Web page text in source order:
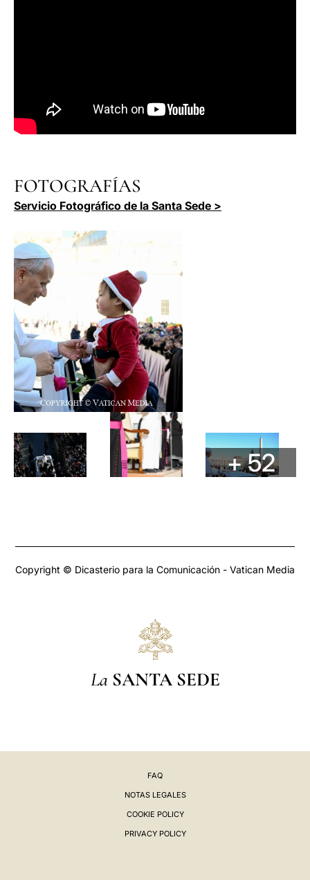
FOTOGRAFÍAS
Servicio Fotográfico de la Santa Sede >
+ 52
Copyright © Dicasterio para la Comunicación - Vatican Media
La SANTA SEDE
FAQ
NOTAS LEGALES
COOKIE POLICY
PRIVACY POLICY